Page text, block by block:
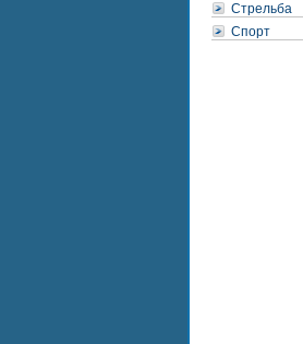
Стрельба
Спорт